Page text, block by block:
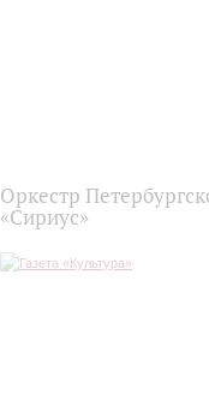
Оркестр
«Сириус»